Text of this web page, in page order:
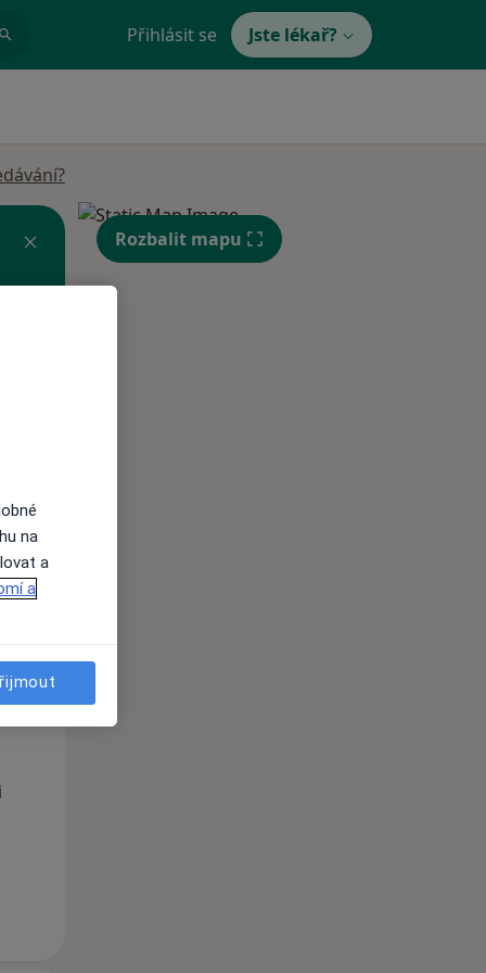
Přihlásit se Jste lékař?
Rozbalit mapu
na
a
a